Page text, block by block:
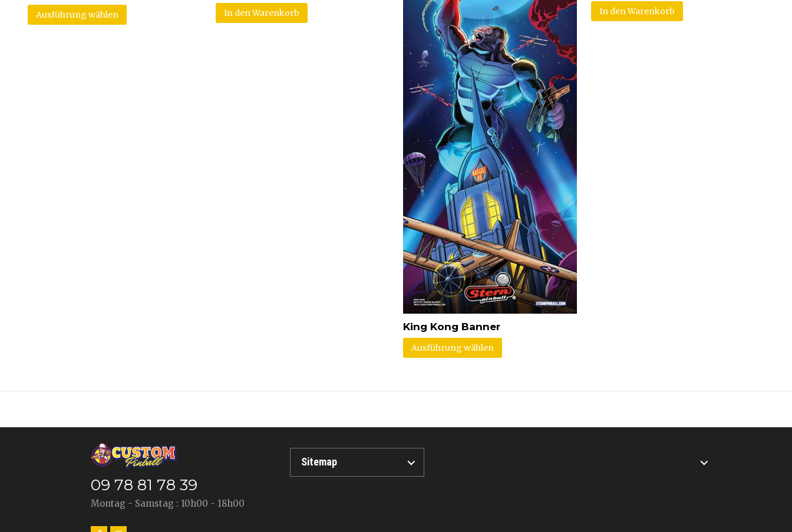
Ausführung wählen In den Warenkorb
King Kong Banner
Ausführung wählen
In den Warenkorb
09 78 81 78 39
Montag - Samstag : 10h00 - 18h00
Sitemap